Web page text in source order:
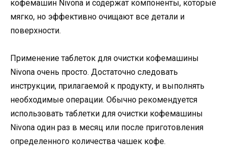
кофемашин Nivona и содержат компоненты, которые
мягко, но эффективно очищают все детали и
поверхности.
Применение таблеток для очистки кофемашины
Nivona очень просто. Достаточно следовать
инструкции, прилагаемой к продукту, и выполнять
необходимые операции. Обычно рекомендуется
использовать таблетки для очистки кофемашины
Nivona один раз в месяц или после приготовления
определенного количества чашек кофе.